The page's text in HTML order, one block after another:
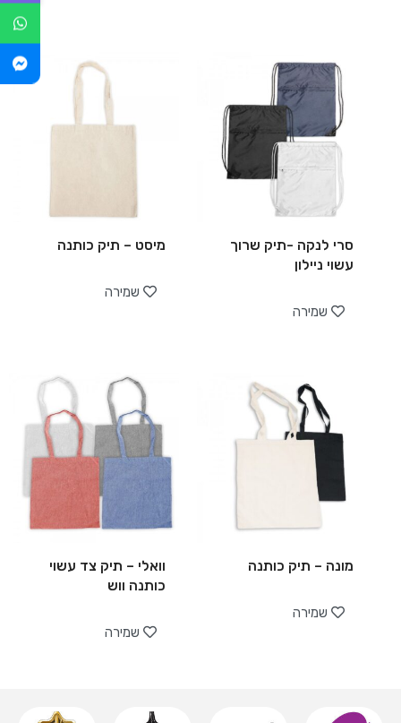
סרי לנקה -תיק שרוך
עשוי ניילון
שמירה
מיסט – תיק כותנה
שמירה
מונה – תיק כותנה
שמירה
וואלי – תיק צד עשוי
כותנה ווש
שמירה